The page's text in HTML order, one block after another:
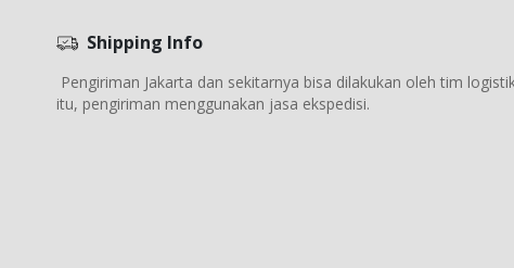
Shipping Info
Pengiriman Jakarta dan sekitarnya bisa dilakukan oleh tim
itu, pengiriman menggunakan jasa ekspedisi.